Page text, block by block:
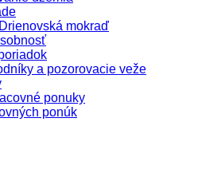
Drienovská mokraď
a pozorovacie veže
ponuky
ponúk